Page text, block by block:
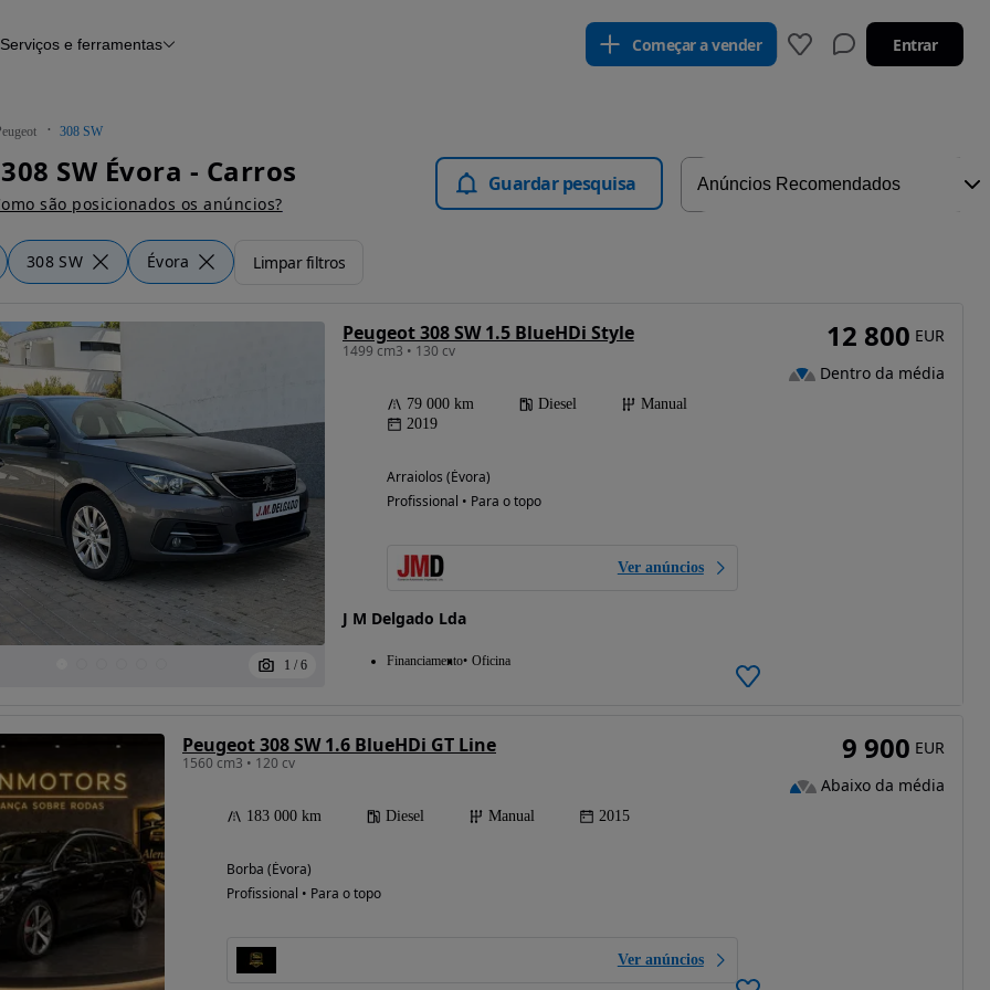
Histórico do veículo
Serviços e ferramentas Começar a vender Entrar
308 SW
SW Évora - Carros
são posicionados os anúncios?
Guardar pesquisa
308 SW Évora Limpar filtros
1 / 6
Peugeot 308 SW 1.5 BlueHDi Style
1499 cm3 • 130 cv
79 000 km Diesel
Manual
2019
Arraiolos (Évora)
Profissional • Para o topo
Ver anúncios
J M Delgado Lda
Financiamento Oficina
12 800 EUR
Dentro da média
Peugeot 308 SW 1.6 BlueHDi GT Line
1560 cm3 • 120 cv
183 000 km Diesel Manual 2015
Borba (Évora)
Profissional • Para o topo
Ver anúncios
9 900 EUR
Abaixo da média